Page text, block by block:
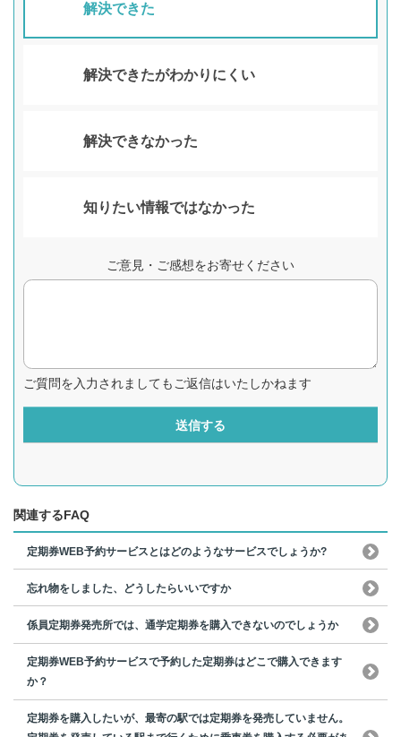
解決できた
解決できたがわかりにくい
解決できなかった
知りたい情報ではなかった
ご意見・ご感想をお寄せください
ご質問を入力されましてもご返信はいたしかねます
送信する
関連するFAQ
定期券WEB予約サービスとはどのようなサービスでしょうか?
忘れ物をしました、どうしたらいいですか
係員定期券発売所では、通学定期券を購入できないのでしょうか
定期券WEB予約サービスで予約した定期券はどこで購入できます
か？
定期券を購入したいが、最寄の駅では定期券を発売していません。